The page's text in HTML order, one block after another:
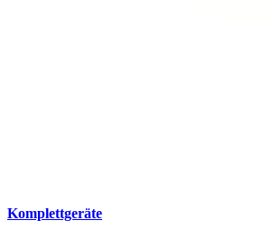
Komplettgeräte